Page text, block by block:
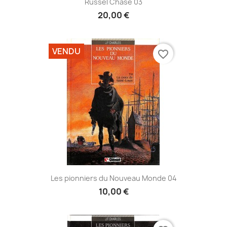
20,00 €
Les pionniers du Nouveau Monde 04
10,00 €
VENDU favorite_border